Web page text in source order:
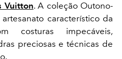
Vuitton. A coleção Outono-
característico da
costuras impecáveis,
preciosas e técnicas de